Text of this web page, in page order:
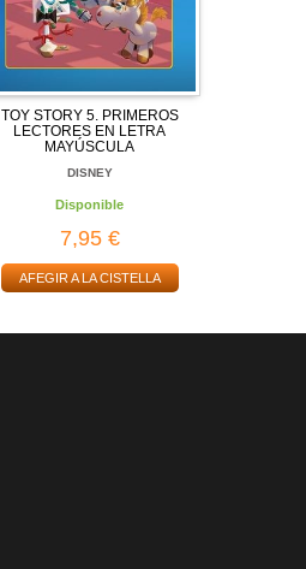
TOY STORY 5. PRIMEROS
LECTORES EN LETRA
MAYÚSCULA
DISNEY
Disponible
7,95 €
AFEGIR A LA CISTELLA